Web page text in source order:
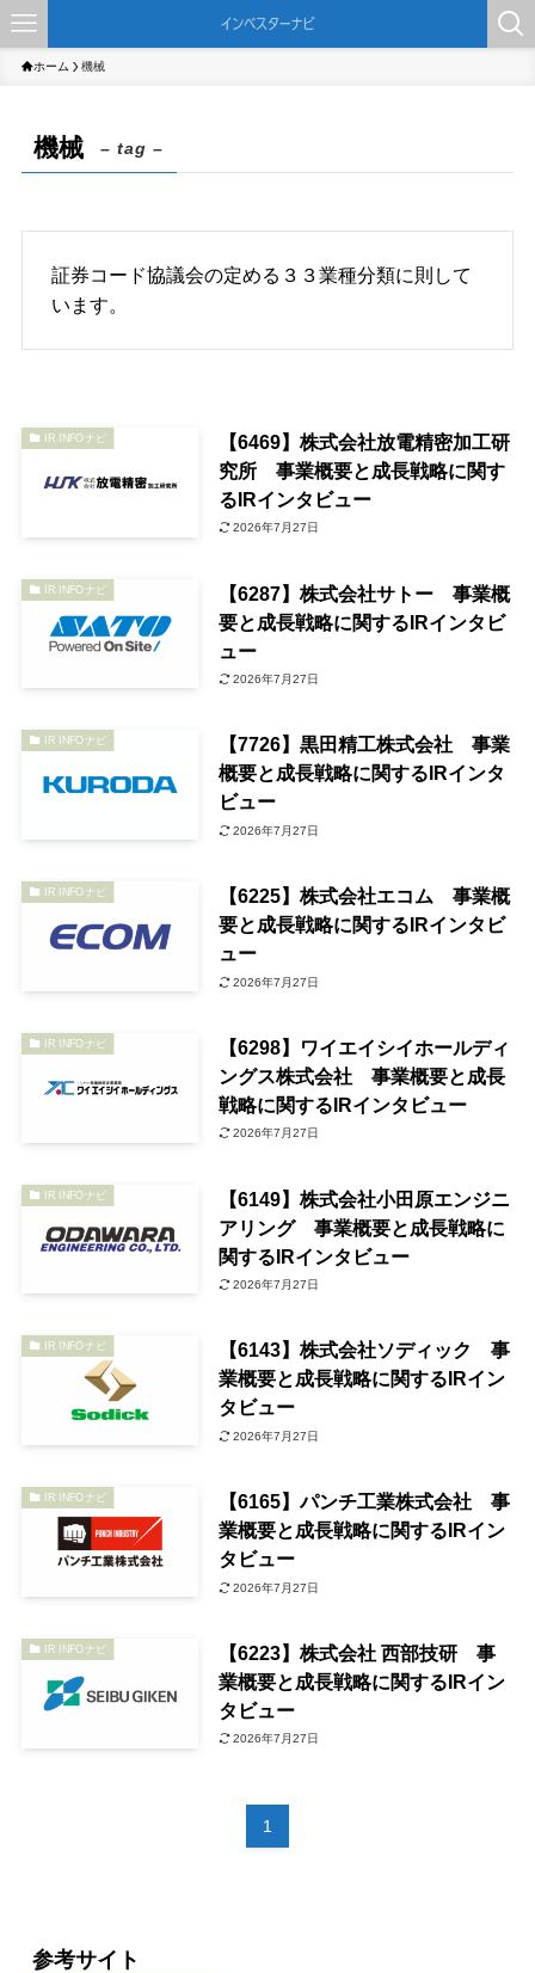
ホーム 機械
機械 – tag –
証券コード協議会の定める３３業種分類に則して
います。
IR INFOナビ
【6469】株式会社放電精密加工研
究所 事業概要と成長戦略に関す
るIRインタビュー
2026年7月27日
IR INFOナビ
【6287】株式会社サトー 事業概
要と成長戦略に関するIRインタビ
ュー
2026年7月27日
IR INFOナビ
【7726】黒田精工株式会社 事業
概要と成長戦略に関するIRインタ
ビュー
2026年7月27日
IR INFOナビ
【6225】株式会社エコム 事業概
要と成長戦略に関するIRインタビ
ュー
2026年7月27日
IR INFOナビ
【6298】ワイエイシイホールディ
ングス株式会社 事業概要と成長
戦略に関するIRインタビュー
2026年7月27日
IR INFOナビ
【6149】株式会社小田原エンジニ
アリング 事業概要と成長戦略に
関するIRインタビュー
2026年7月27日
IR INFOナビ
【6143】株式会社ソディック 事
業概要と成長戦略に関するIRイン
タビュー
2026年7月27日
IR INFOナビ
【6165】パンチ工業株式会社 事
業概要と成長戦略に関するIRイン
タビュー
2026年7月27日
IR INFOナビ
【6223】株式会社 ⻄部技研 事
業概要と成長戦略に関するIRイン
タビュー
2026年7月27日
1
参考サイト